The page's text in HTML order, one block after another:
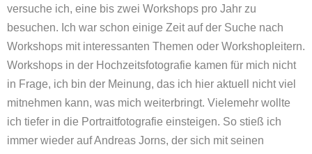
versuche ich, eine bis zwei Workshops pro Jahr zu
besuchen. Ich war schon einige Zeit auf der Suche nach
Workshops mit interessanten Themen oder Workshopleitern.
Workshops in der Hochzeitsfotografie kamen für mich nicht
in Frage, ich bin der Meinung, das ich hier aktuell nicht viel
mitnehmen kann, was mich weiterbringt. Vielemehr wollte
ich tiefer in die Portraitfotografie einsteigen. So stieß ich
immer wieder auf Andreas Jorns, der sich mit seinen